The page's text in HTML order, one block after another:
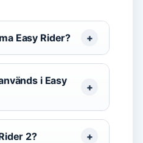
Easy Rider?
i Easy
2?